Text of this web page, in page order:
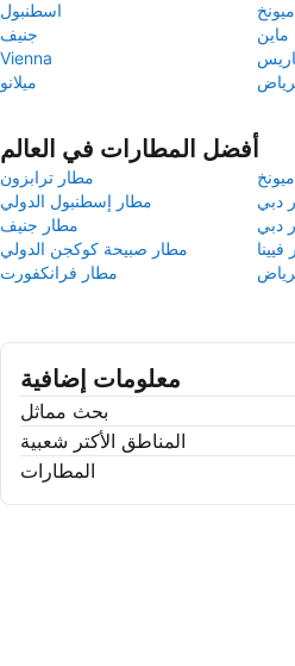
اسطنبول
ميونخ
جنيف
ماين
Vienna
ميلانو
أفضل المطارات في العالم
مطار ترابزون
مطار إسطنبول الدولي
دبي
مطار جنيف
دبي
مطار صبيحة كوكجن الدولي
مطار فرانكفورت
معلومات إضافية
بحث مماثل
المناطق الأكتر شعبية
المطارات